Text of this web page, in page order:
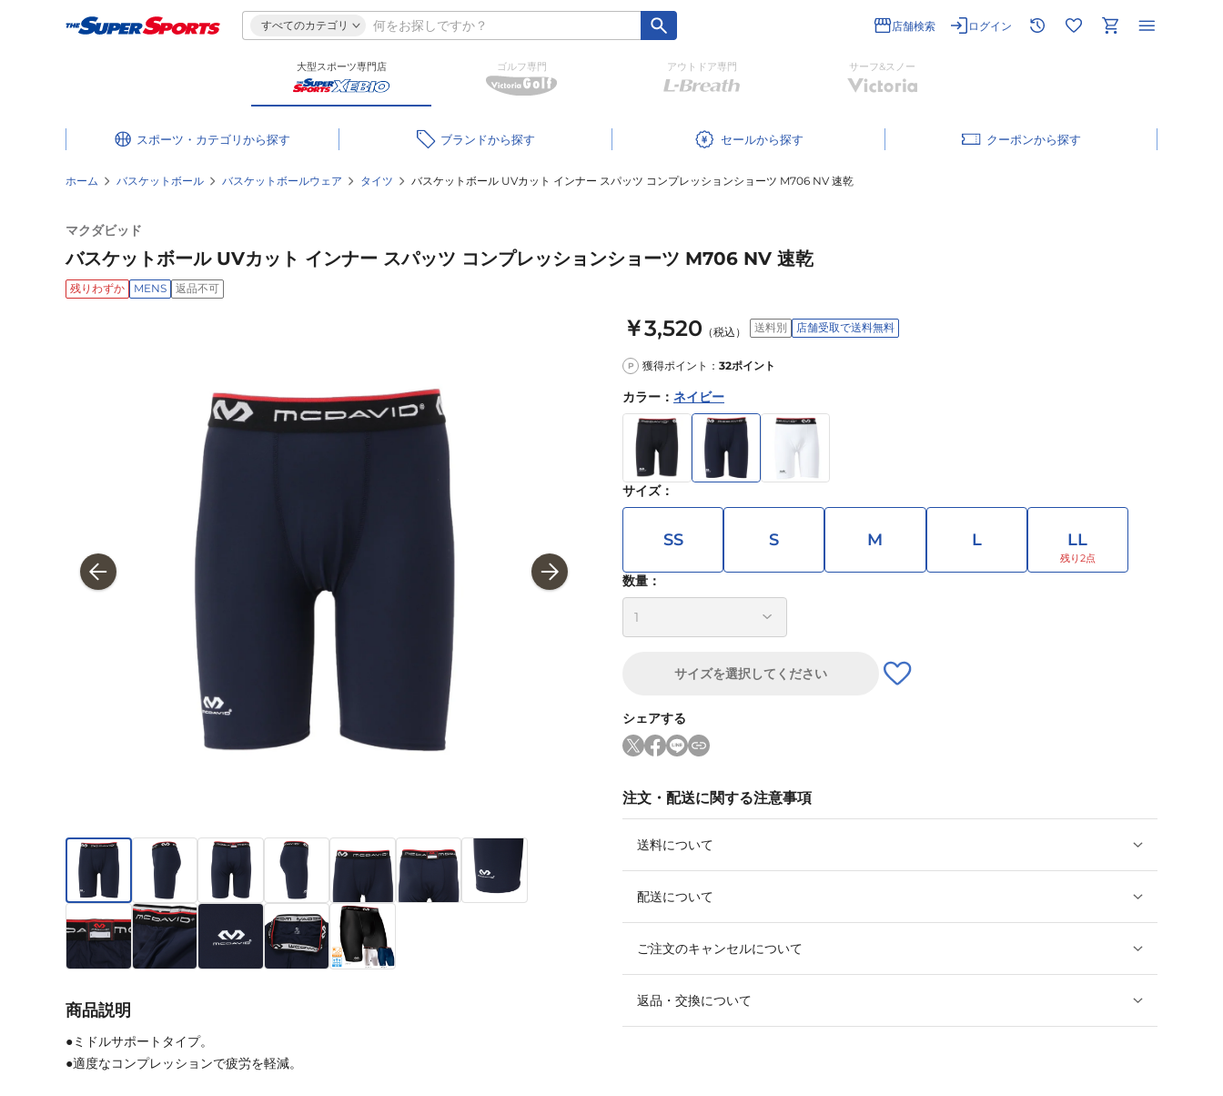
すべてのカテゴリ 店舗検索 ログイン
大型スポーツ専門店 ゴルフ専門 アウトドア専門 サーフ&スノー
スポーツ・カテゴリ ブランド セール クーポン
ホーム バスケットボール バスケットボールウェア タイツ バスケットボール UVカット インナー スパッツ コンプレッションショーツ M706 NV 速乾
マクダビッド
バスケットボール UVカット インナー スパッツ コンプレッションショーツ M706 NV 速乾
残りわずか MENS 返品不可
￥3,520 （税込） 送料別 店舗受取で送料無料
P 獲得ポイント： 32ポイント
カラー ： ネイビー
サイズ：
SS S M L LL
数量：
サイズを選択してください
シェアする
注文・配送に関する注意事項
送料について
配送について
ご注文のキャンセルについて
返品・交換について
商品説明
●ミドルサポートタイプ。
●適度なコンプレッションで疲労を軽減。